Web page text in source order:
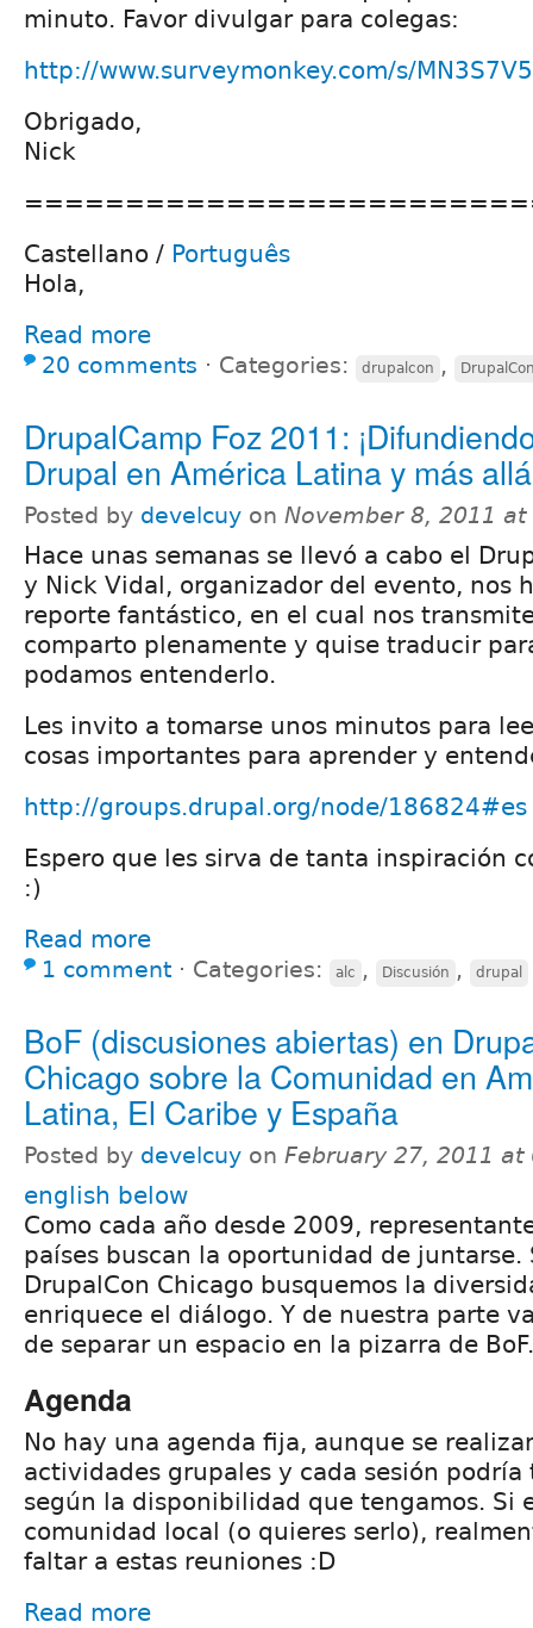
minuto. Favor divulgar para colegas:
http://www.surveymonkey.com/s/MN3S7V5
Obrigado,
Nick
Castellano / Português
Hola,
Read more
20 comments ⋅ Categories: drupalcon ,
DrupalCamp Foz 2011:
Drupal en América Latina y más
Posted by develcuy on November 8, 2011 at
Hace unas semanas se llevó a cabo el
y Nick Vidal, organizador del evento, nos
reporte fantástico, en el cual nos
comparto plenamente y quise traducir
podamos entenderlo.
Les invito a tomarse unos minutos para
cosas importantes para aprender y
http://groups.drupal.org/node/186824#es
Espero que les sirva de tanta inspiración
:)
Read more
1 comment ⋅ Categories: alc , Discusión , drupal
BoF (discusiones abiertas) en
Chicago sobre la Comunidad en
Latina, El Caribe y España
Posted by develcuy on February 27, 2011 at
english below
Como cada año desde 2009,
países buscan la oportunidad de juntarse.
DrupalCon Chicago busquemos la
enriquece el diálogo. Y de nuestra parte
de separar un espacio en la pizarra de BoF.
Agenda
No hay una agenda fija, aunque se
actividades grupales y cada sesión podría
según la disponibilidad que tengamos. Si
comunidad local (o quieres serlo),
faltar a estas reuniones :D
Read more